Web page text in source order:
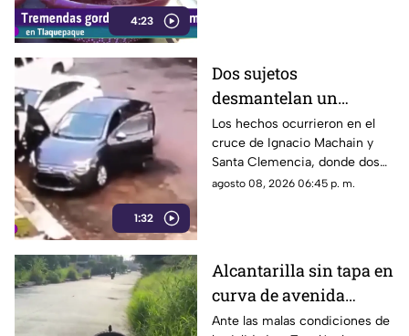
4:23
1:32
Dos sujetos
desmantelan un
vehículo a plena luz del
día en Guadalajara
Los hechos ocurrieron en el
cruce de Ignacio Machain y
Santa Clemencia, donde dos
sujetos fueron captados
agosto 08, 2026 06:45 p. m.
Alcantarilla sin tapa en
curva de avenida
Patria
Ante las malas condiciones de